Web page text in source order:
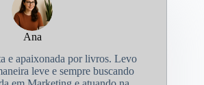
Ana
e apaixonada por livros. Levo
leve e sempre buscando